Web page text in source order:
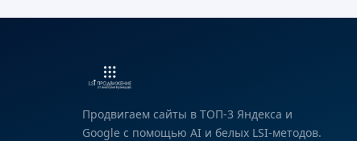
Продвигаем сайты в ТОП-3 Яндекса и
Google с помощью AI и белых LSI-методов.